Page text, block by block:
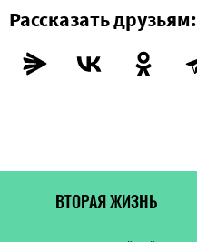
Рассказать друзьям:
ВТОРАЯ ЖИЗНЬ